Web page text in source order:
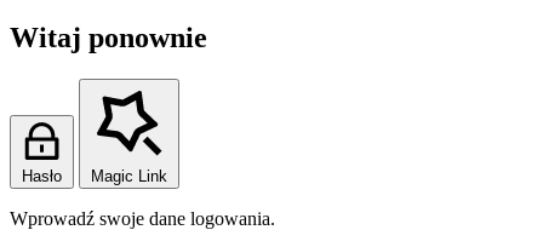
Witaj ponownie
Hasło Magic Link
Wprowadź swoje dane logowania.